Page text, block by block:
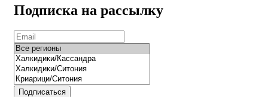
Подписка на рассылку
Подписаться